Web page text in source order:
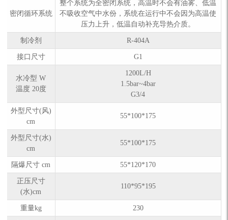
密闭循环系统
整个系统为全密闭系统，高温时不会有油雾、低温
不吸收空气中水份，系统在运行中不会因为高温使
压力上升，低温自动补充导热介质。
制冷剂 R-404A
接口尺寸 G1
水冷型 W
温度 20度
1200L/H
1.5bar~4bar
G3/4
外型尺寸(风)
cm
55*100*175
外型尺寸(水)
cm
55*100*175
隔爆尺寸 cm 55*120*170
正压尺寸
(水)cm
110*95*195
重量kg 230